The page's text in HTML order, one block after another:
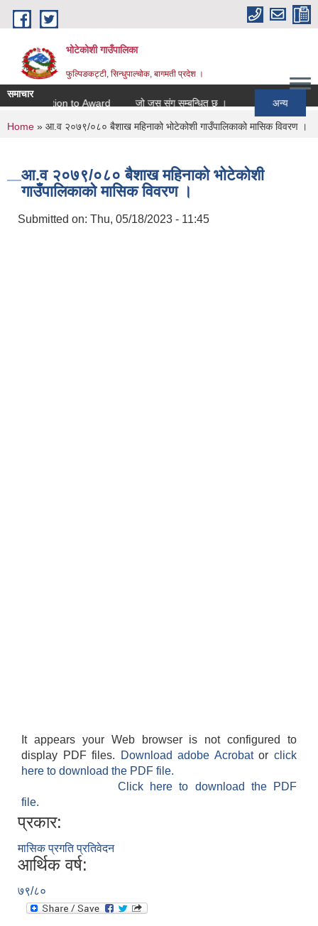
Skip to main content
भोटेकोशी गाउँपालिका
फुल्पिङकट्टी, सिन्धुपाल्चोक, बागमती प्रदेश ।
समाचार
Intention to Award
जो जस संग सम्बन्धित छ ।
You are here
Home » आ.व २०७९/०८० बैशाख महिनाको भोटेकोशी गाउँपालिकाको मासिक विवरण ।
आ.व २०७९/०८० बैशाख महिनाको भोटेकोशी
गाउँपालिकाको मासिक विवरण ।
Submitted on: Thu, 05/18/2023 - 11:45
It appears your Web browser is not configured to
display PDF files.
Download adobe Acrobatorclick
here to download the PDF file.
Click here to download the PDF
file.
प्रकार:
मासिक प्रगति प्रतिवेदन
आर्थिक वर्ष:
७९/८०